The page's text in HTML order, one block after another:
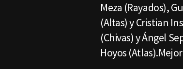
Meza (Rayados),
(Altas) y Cristian
(Chivas) y Ángel
Hoyos